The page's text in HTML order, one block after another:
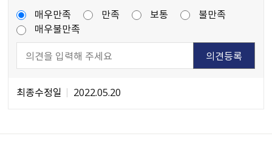
매우만족
만족 보통
불만족
매우불만족
최종수정일 2022.05.20